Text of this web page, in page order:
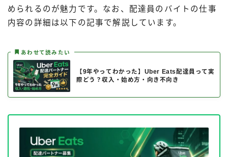
められるのが魅力です。なお、配達員のバイトの仕事
内容の詳細は以下の記事で解説しています。
あわせて読みたい
【9年やってわかった】Uber Eats配達員って実
際どう？収入・始め方・向き不向き